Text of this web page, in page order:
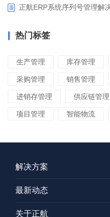
正航ERP系统序列号管理解
热门标签
生产管理 库存管理
采购管理 销售管理
进销存管理 供应链管理
项目管理 智能物流
解决方案
最新动态
关于正航